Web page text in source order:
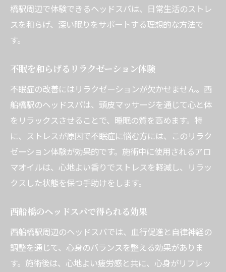
橋駅周辺で体験できるヘッドスパは、日常生活のストレ
スを和らげ、深い眠りをサポートする理想的な方法で
す。
不眠を和らげるリラクゼーション体験
不眠症の改善にはリラクゼーションが欠かせません。西
船橋駅のヘッドスパは、頭皮マッサージを通じて心と体
をリラックスさせることで、睡眠の質を高めます。特
に、ストレスが原因で不眠症に悩む方には、このリラク
ゼーション体験が効果的です。施術中に使用されるアロ
マオイルは、心地よい香りでストレスを軽減し、リラッ
クスした状態を保つ手助けをします。
西船橋のヘッドスパで得られる効果
西船橋駅周辺のヘッドスパでは、血行促進と自律神経の
調整を通じて、心身のバランスを整える効果がありま
す。施術後は、心地よい疲労感と共に、心身がリフレッ